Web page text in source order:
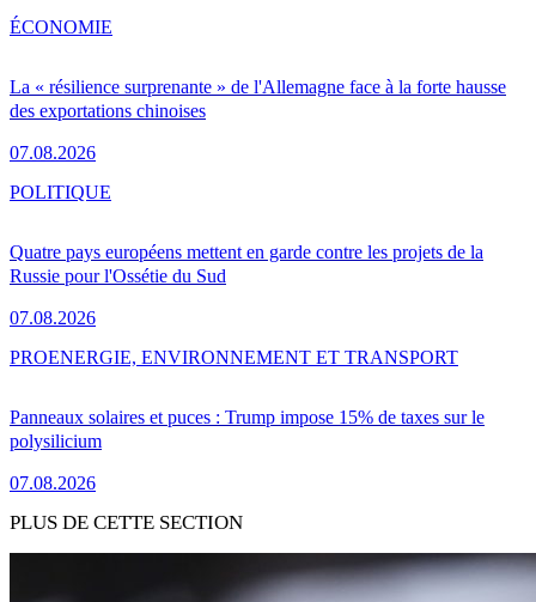
La « résilience surprenante » de l'Allemagne face à la forte hausse
des exportations chinoises
07.08.2026
ÉCONOMIE
Quatre pays européens mettent en garde contre les projets de la
Russie pour l'Ossétie du Sud
07.08.2026
POLITIQUE
Panneaux solaires et puces : Trump impose 15% de taxes sur le
polysilicium
07.08.2026
PROENERGIE, ENVIRONNEMENT ET TRANSPORT
PLUS DE CETTE SECTION